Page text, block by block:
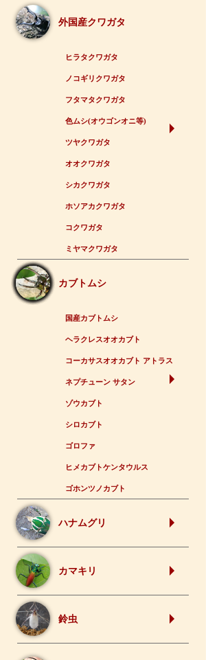
外国産クワガタ
ヒラタクワガタ
ノコギリクワガタ
フタマタクワガタ
色ムシ(オウゴンオニ等)
ツヤクワガタ
オオクワガタ
シカクワガタ
ホソアカクワガタ
コクワガタ
ミヤマクワガタ
カブトムシ
国産カブトムシ
ヘラクレスオオカブト
コーカサスオオカブト アトラス
ネプチューン サタン
ゾウカブト
シロカブト
ゴロファ
ヒメカブトケンタウルス
ゴホンツノカブト
ハナムグリ
カマキリ
鈴虫